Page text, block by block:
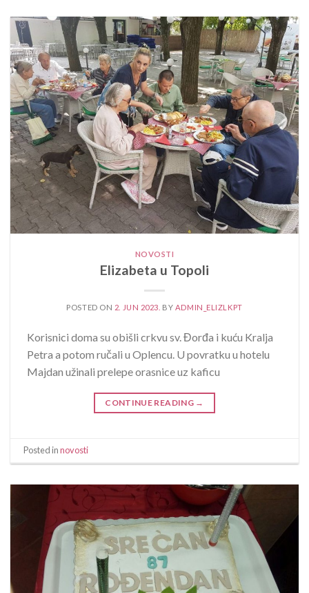
NOVOSTI
Elizabeta u Topoli
POSTED ON 2. JUN 2023. BY ADMIN_ELIZLKPT
Korisnici doma su obišli crkvu sv. Đorđa i kuću Kralja
Petra a potom ručali u Oplencu. U povratku u hotelu
Majdan užinali prelepe orasnice uz kaficu
CONTINUE READING →
Posted innovosti